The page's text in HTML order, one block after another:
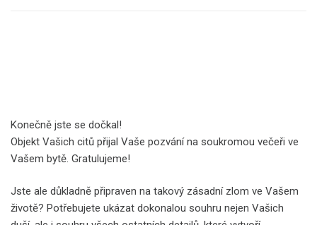
Konečně jste se dočkal!
Objekt Vašich citů přijal Vaše pozvání na soukromou večeři ve
Vašem bytě. Gratulujeme!
Jste ale důkladně připraven na takový zásadní zlom ve Vašem
životě? Potřebujete ukázat dokonalou souhru nejen Vašich